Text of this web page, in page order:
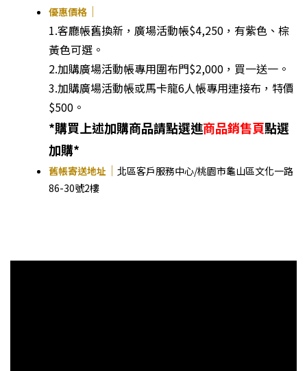
優惠價格 ｜
1.客廳帳舊換新，廣場活動帳$4,250，有紫色、棕
黃色可選。
2.加購廣場活動帳專用圍布門$2,000，買一送一。
3.加購廣場活動帳或馬卡龍6人帳專用連接布，特價
$500。
*購買上述加購商品請點選進商品銷售頁點選
加購*
舊帳寄送地址 ｜ 北區客戶服務中心/桃園市龜山區文化一路
86-30號2樓